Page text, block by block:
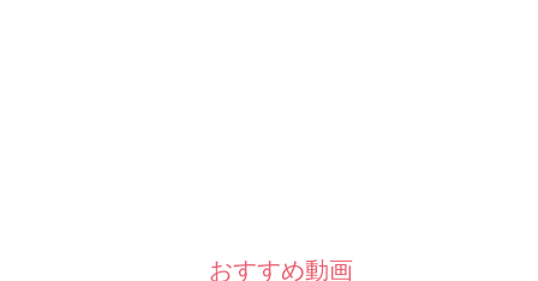
おすすめ動画